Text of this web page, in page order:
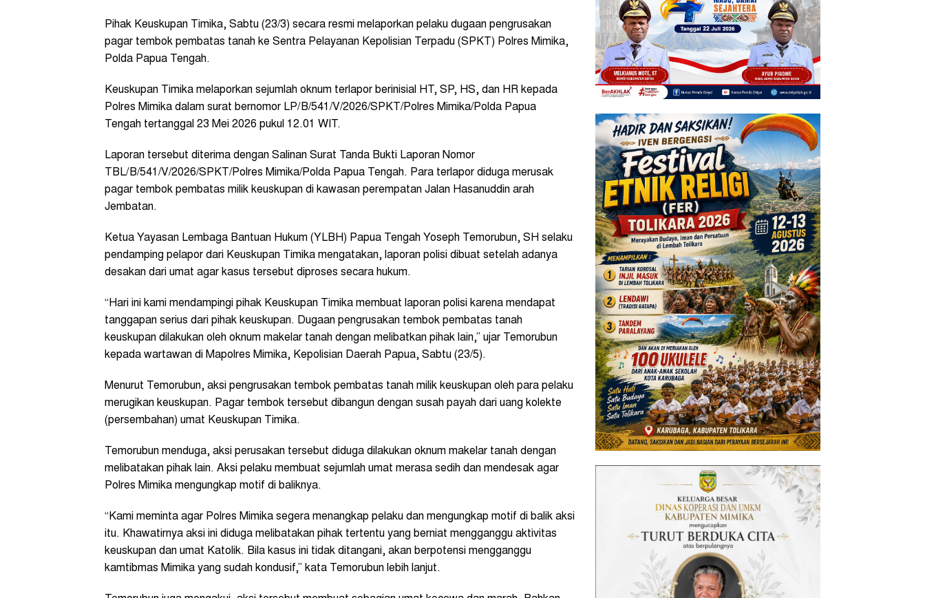
Pihak Keuskupan Timika, Sabtu (23/3) secara resmi melaporkan pelaku dugaan pengrusakan
pagar tembok pembatas tanah ke Sentra Pelayanan Kepolisian Terpadu (SPKT) Polres Mimika,
Polda Papua Tengah.
Keuskupan Timika melaporkan sejumlah oknum terlapor berinisial HT, SP, HS, dan HR kepada
Polres Mimika dalam surat bernomor LP/B/541/V/2026/SPKT/Polres Mimika/Polda Papua
Tengah tertanggal 23 Mei 2026 pukul 12.01 WIT.
Laporan tersebut diterima dengan Salinan Surat Tanda Bukti Laporan Nomor
TBL/B/541/V/2026/SPKT/Polres Mimika/Polda Papua Tengah. Para terlapor diduga merusak
pagar tembok pembatas milik keuskupan di kawasan perempatan Jalan Hasanuddin arah
Jembatan.
Ketua Yayasan Lembaga Bantuan Hukum (YLBH) Papua Tengah Yoseph Temorubun, SH selaku
pendamping pelapor dari Keuskupan Timika mengatakan, laporan polisi dibuat setelah adanya
desakan dari umat agar kasus tersebut diproses secara hukum.
“Hari ini kami mendampingi pihak Keuskupan Timika membuat laporan polisi karena mendapat
tanggapan serius dari pihak keuskupan. Dugaan pengrusakan tembok pembatas tanah
keuskupan dilakukan oleh oknum makelar tanah dengan melibatkan pihak lain,” ujar Temorubun
kepada wartawan di Mapolres Mimika, Kepolisian Daerah Papua, Sabtu (23/5).
Menurut Temorubun, aksi pengrusakan tembok pembatas tanah milik keuskupan oleh para pelaku
merugikan keuskupan. Pagar tembok tersebut dibangun dengan susah payah dari uang kolekte
(persembahan) umat Keuskupan Timika.
Temorubun menduga, aksi perusakan tersebut diduga dilakukan oknum makelar tanah dengan
melibatakan pihak lain. Aksi pelaku membuat sejumlah umat merasa sedih dan mendesak agar
Polres Mimika mengungkap motif di baliknya.
“Kami meminta agar Polres Mimika segera menangkap pelaku dan mengungkap motif di balik aksi
itu. Khawatirnya aksi ini diduga melibatakan pihak tertentu yang berniat mengganggu aktivitas
keuskupan dan umat Katolik. Bila kasus ini tidak ditangani, akan berpotensi mengganggu
kamtibmas Mimika yang sudah kondusif,” kata Temorubun lebih lanjut.